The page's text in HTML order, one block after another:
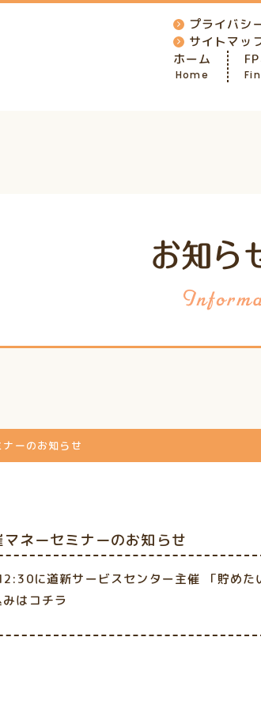
プライバシ
サイトマッ
ホーム
Home
お知ら
ーのお知らせ
ネーセミナーのお知らせ
に道新サービスセンター主催 「貯めた
はコチラ